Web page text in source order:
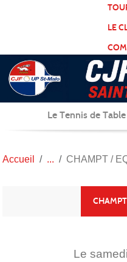
LE
Le Tennis de
Accueil CHAMPT /
Le samedi
Panneau de gestion des